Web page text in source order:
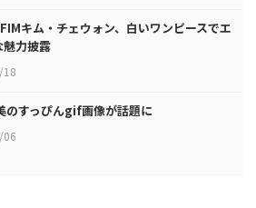
キム・チェウォン、白いワンピースでエ
魅力披露
18
のすっぴんgif画像が話題に
06